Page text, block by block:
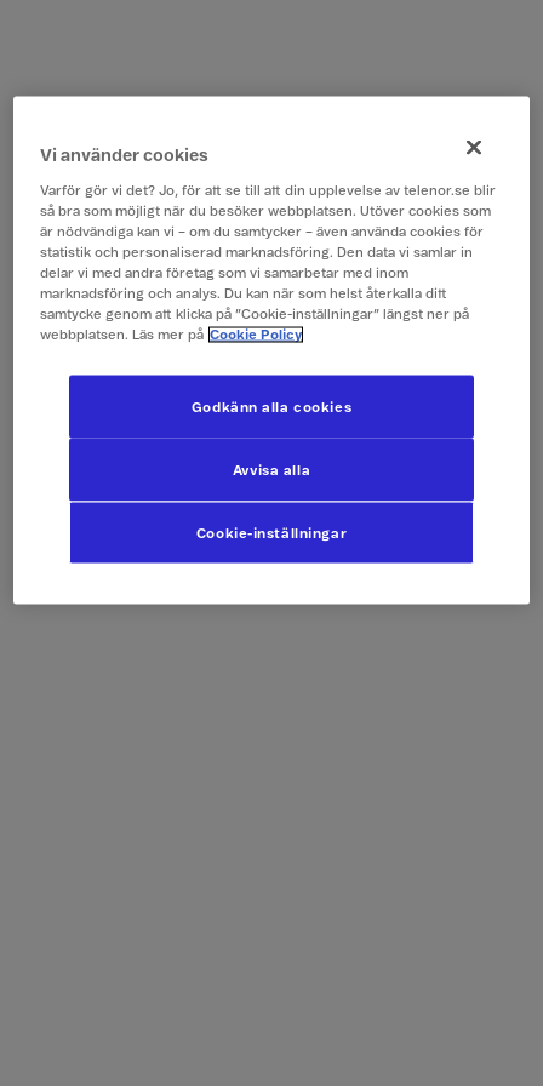
Vi använder cookies
Varför gör vi det? Jo, för att se till att din upplevelse av telenor.se blir
så bra som möjligt när du besöker webbplatsen. Utöver cookies som
är nödvändiga kan vi – om du samtycker – även använda cookies för
statistik och personaliserad marknadsföring. Den data vi samlar in
delar vi med andra företag som vi samarbetar med inom
marknadsföring och analys. Du kan när som helst återkalla ditt
samtycke genom att klicka på ”Cookie-inställningar” längst ner på
webbplatsen. Läs mer på Cookie Policy
Cookie-inställningar
Avvisa alla
Godkänn alla cookies